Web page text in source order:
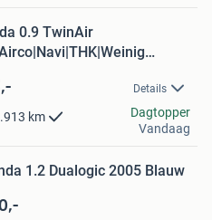
0.9 TwinAir
Details
km
Dagtopper
Vandaag
1.2 Dualogic 2005 Blauw